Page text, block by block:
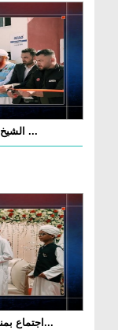
الشيخ محمد عمران العطاري يفتتح 96 منزلاً للأيتام ...
اجتماع بمناسبة تكريم طلاب مدرسة المدينة وجامعة ال...